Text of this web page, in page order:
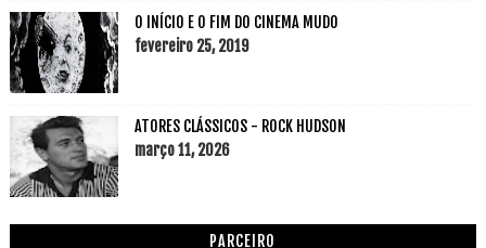
O INÍCIO E O FIM DO CINEMA MUDO
fevereiro 25, 2019
ATORES CLÁSSICOS - ROCK HUDSON
março 11, 2026
PARCEIRO